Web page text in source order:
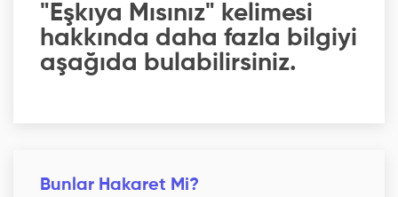
"Eşkıya Mısınız" kelimesi
hakkında daha fazla bilgiyi
aşağıda bulabilirsiniz.
Bunlar Hakaret Mi?